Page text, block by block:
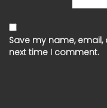
Save my name,
next time I comment.